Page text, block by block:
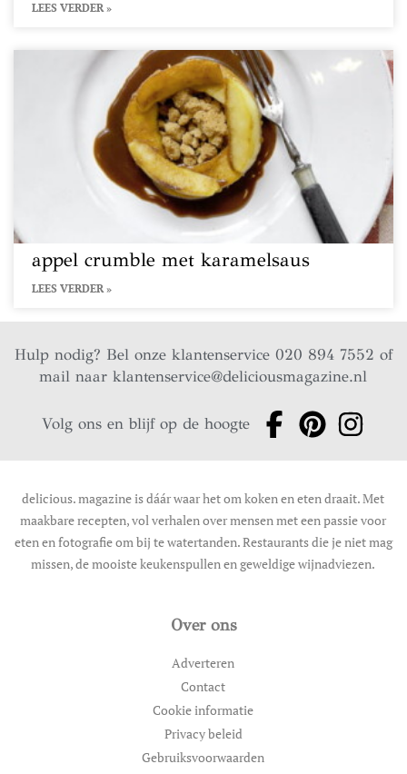
LEES VERDER »
appel crumble met karamelsaus
LEES VERDER »
Hulp nodig? Bel onze klantenservice 020 894 7552 of
mail naarklantenservice@deliciousmagazine.nl
Volg ons en blijf op de hoogte
delicious. magazine is dáár waar het om koken en eten draait. Met
maakbare recepten, vol verhalen over mensen met een passie voor
eten en fotografie om bij te watertanden. Restaurants die je niet mag
missen, de mooiste keukenspullen en geweldige wijnadviezen.
Over ons
Adverteren
Contact
Cookie informatie
Privacy beleid
Gebruiksvoorwaarden